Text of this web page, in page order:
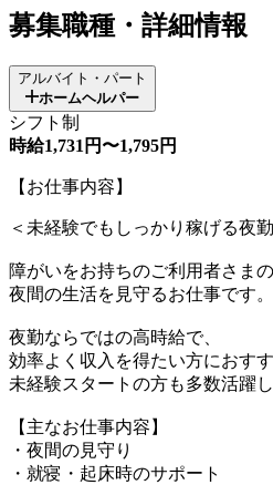
募集職種・詳細情報
アルバイト・パート
ホームヘルパー
シフト制
時給1,731円〜1,795円
【お仕事内容】
＜未経験でもしっかり稼げる夜
障がいをお持ちのご利用者さまの
夜間の生活を見守るお仕事です。
夜勤ならではの高時給で、
効率よく収入を得たい方におす
未経験スタートの方も多数活躍し
【主なお仕事内容】
・夜間の見守り
・就寝・起床時のサポート